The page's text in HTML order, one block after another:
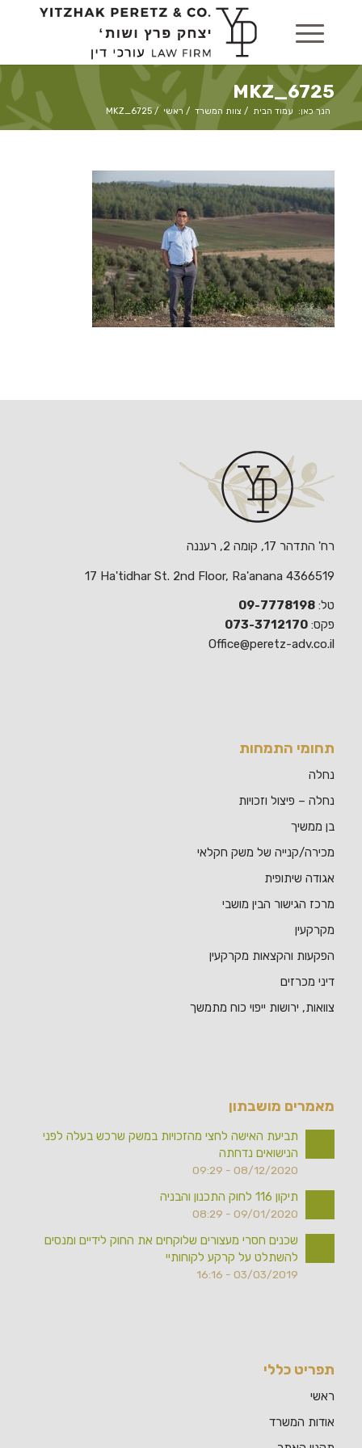
MKZ_6725
הנך כאן: עמוד הבית / צוות המשרד / ראשי /
MKZ_6725
רח' התדהר 17, קומה 2, רעננה
17 Ha'tidhar St. 2nd Floor, Ra'anana 4366519
טל: 09-7778198
פקס: 073-3712170
Office@peretz-adv.co.il
תחומי התמחות
נחלה
נחלה – פיצול וזכויות
בן ממשיך
מכירה/קנייה של משק חקלאי
אגודה שיתופית
מרכז הגישור הבין מושבי
מקרקעין
הפקעות והקצאות מקרקעין
דיני מכרזים
צוואות, ירושות ייפוי כוח מתמשך
מאמרים מושבתון
תביעת האישה לחצי מהזכויות במשק שרכש בעלה לפני
הנישואים נדחתה
08/12/2020 - 09:29
תיקון 116 לחוק התכנון והבניה
09/01/2020 - 08:29
שכנים חסרי מעצורים שלוקחים את החוק לידיים ומנסים
להשתלט על קרקע לקוחותיי
03/03/2019 - 16:16
תפריט כללי
ראשי
אודות המשרד